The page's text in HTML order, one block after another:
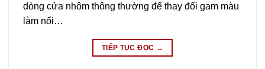
dòng cửa nhôm thông thường để thay đổi gam màu
làm nổi…
TIẾP TỤC ĐỌC →